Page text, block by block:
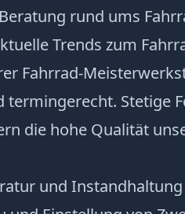
rund ums
Trends zum
Fahrrad-
termingerecht. Stetige
die hohe Qualität
und